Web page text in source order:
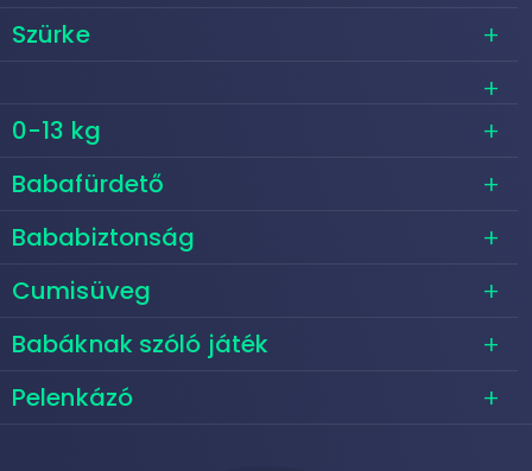
Szürke
0-13 kg
Babafürdető
Bababiztonság
Cumisüveg
Babáknak szóló játék
Pelenkázó